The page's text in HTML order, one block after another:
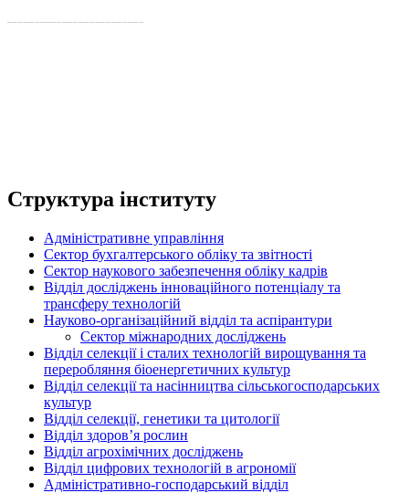
Структура інституту
Адміністративне управління
Сектор бухгалтерського обліку та звітності
Сектор наукового забезпечення обліку кадрів
Відділ досліджень інноваційного потенціалу та
трансферу технологій
Науково-організаційний відділ та аспірантури
Сектор міжнародних досліджень
Відділ селекції і сталих технологій вирощування та
переробляння біоенергетичних культур
Відділ селекції та насінництва сільськогосподарських
культур
Відділ селекції, генетики та цитології
Відділ здоров’я рослин
Відділ агрохімічних досліджень
Відділ цифрових технологій в агрономії
Адміністративно-господарський відділ